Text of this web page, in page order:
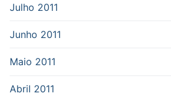
Julho 2011
Junho 2011
Maio 2011
Abril 2011